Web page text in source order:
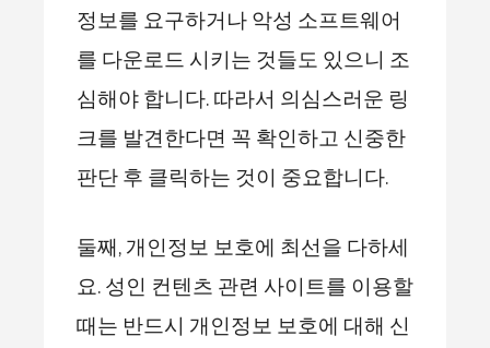
정보를 요구하거나 악성 소프트웨어
를 다운로드 시키는 것들도 있으니 조
심해야 합니다. 따라서 의심스러운 링
크를 발견한다면 꼭 확인하고 신중한
판단 후 클릭하는 것이 중요합니다.
둘째, 개인정보 보호에 최선을 다하세
요. 성인 컨텐츠 관련 사이트를 이용할
때는 반드시 개인정보 보호에 대해 신